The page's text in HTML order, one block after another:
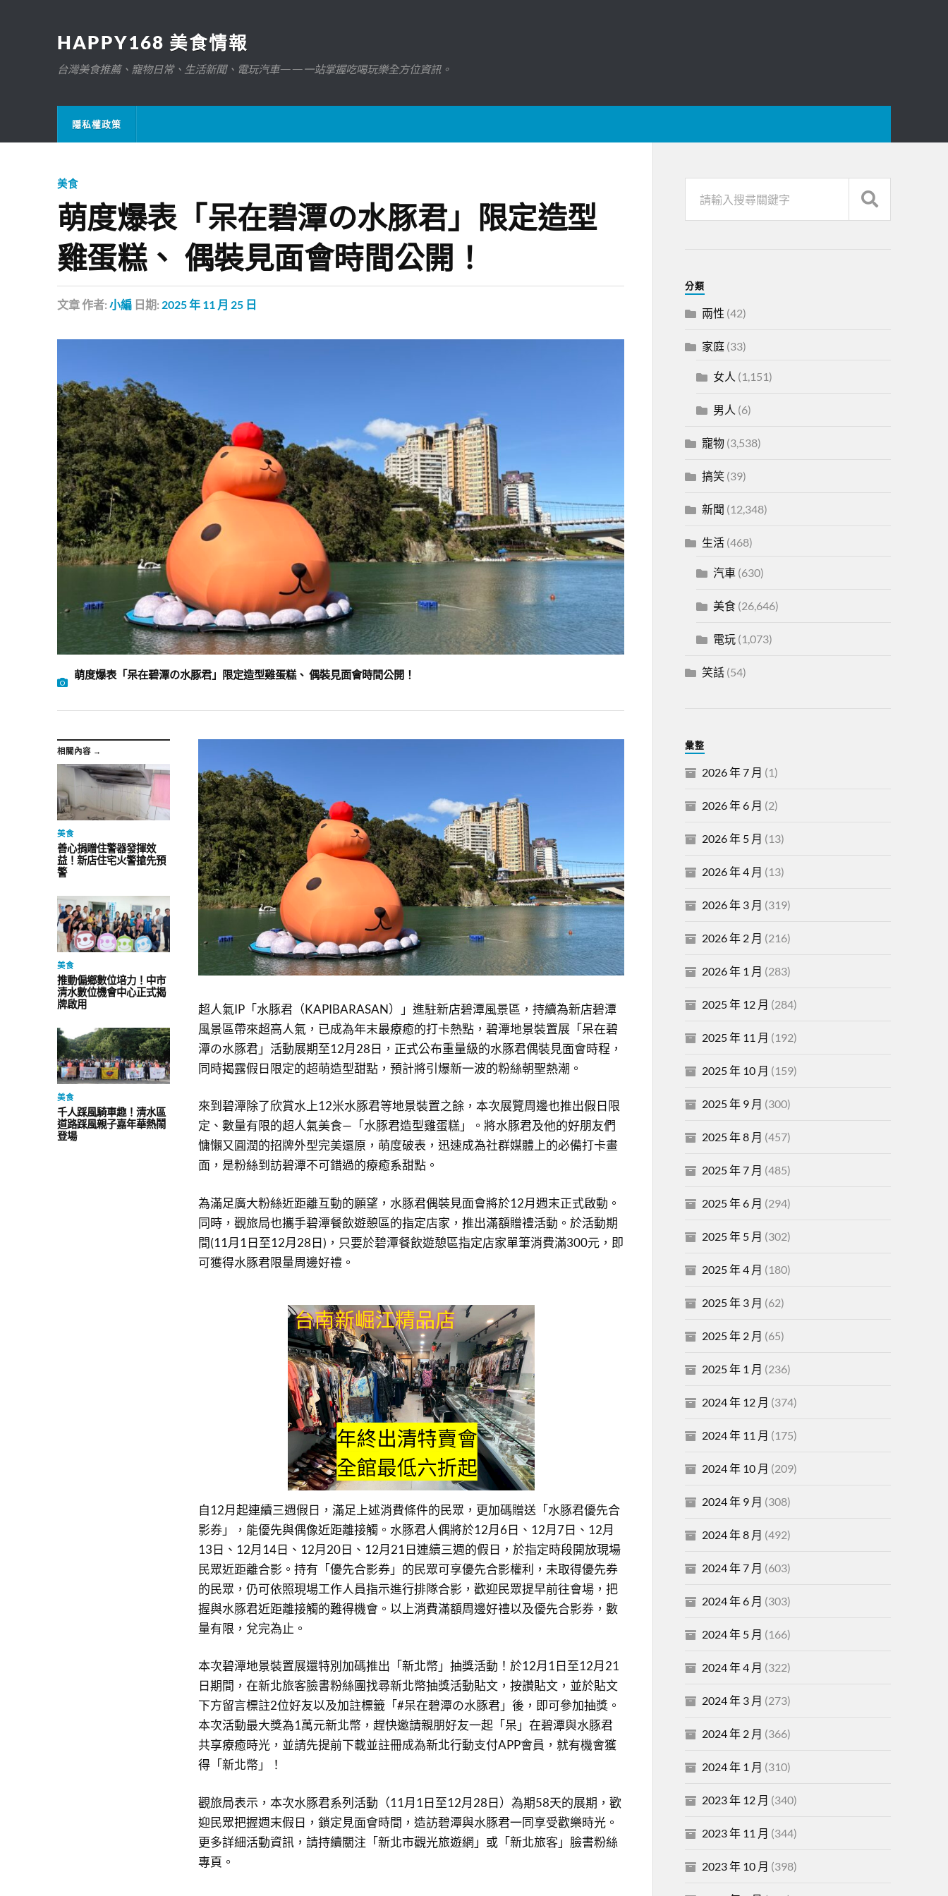
HAPPY168 美食情報
台灣美食推薦、寵物日常、生活新聞、電玩汽車——一站掌握吃喝玩樂全方位資訊。
隱私權政策
美食
萌度爆表「呆在碧潭の水豚君」限定造型
雞蛋糕、 偶裝見面會時間公開！
文章作者: 小編 日期: 2025 年 11 月 25 日
萌度爆表「呆在碧潭の水豚君」限定造型雞蛋糕、 偶裝見面會時間公開！
相關內容 →
美食
善心捐贈住警器發揮效
益！新店住宅火警搶先預
警
美食
推動偏鄉數位培力！中市
清水數位機會中心正式揭
牌啟用
美食
千人踩風騎車趣！清水區
道路踩風親子嘉年華熱鬧
登場
超人氣IP「水豚君（KAPIBARASAN）」進駐新店碧潭風景區，持續為新店碧潭
風景區帶來超高人氣，已成為年末最療癒的打卡熱點，碧潭地景裝置展「呆在碧
潭の水豚君」活動展期至12月28日，正式公布重量級的水豚君偶裝見面會時程，
同時揭露假日限定的超萌造型甜點，預計將引爆新一波的粉絲朝聖熱潮。
來到碧潭除了欣賞水上12米水豚君等地景裝置之餘，本次展覽周邊也推出假日限
定、數量有限的超人氣美食—「水豚君造型雞蛋糕」。將水豚君及他的好朋友們
慵懶又圓潤的招牌外型完美還原，萌度破表，迅速成為社群媒體上的必備打卡畫
面，是粉絲到訪碧潭不可錯過的療癒系甜點。
為滿足廣大粉絲近距離互動的願望，水豚君偶裝見面會將於12月週末正式啟動。
同時，觀旅局也攜手碧潭餐飲遊憩區的指定店家，推出滿額贈禮活動。於活動期
間(11月1日至12月28日)，只要於碧潭餐飲遊憩區指定店家單筆消費滿300元，即
可獲得水豚君限量周邊好禮。
自12月起連續三週假日，滿足上述消費條件的民眾，更加碼贈送「水豚君優先合
影券」，能優先與偶像近距離接觸。水豚君人偶將於12月6日、12月7日、12月
13日、12月14日、12月20日、12月21日連續三週的假日，於指定時段開放現場
民眾近距離合影。持有「優先合影券」的民眾可享優先合影權利，未取得優先券
的民眾，仍可依照現場工作人員指示進行排隊合影，歡迎民眾提早前往會場，把
握與水豚君近距離接觸的難得機會。以上消費滿額周邊好禮以及優先合影券，數
量有限，兌完為止。
本次碧潭地景裝置展還特別加碼推出「新北幣」抽獎活動！於12月1日至12月21
日期間，在新北旅客臉書粉絲團找尋新北幣抽獎活動貼文，按讚貼文，並於貼文
下方留言標註2位好友以及加註標籤「#呆在碧潭の水豚君」後，即可參加抽獎。
本次活動最大獎為1萬元新北幣，趕快邀請親朋好友一起「呆」在碧潭與水豚君
共享療癒時光，並請先提前下載並註冊成為新北行動支付APP會員，就有機會獲
得「新北幣」！
觀旅局表示，本次水豚君系列活動（11月1日至12月28日）為期58天的展期，歡
迎民眾把握週末假日，鎖定見面會時間，造訪碧潭與水豚君一同享受歡樂時光。
更多詳細活動資訊，請持續關注「新北市觀光旅遊網」或「新北旅客」臉書粉絲
專頁。
分類
兩性 (42)
家庭(33)
女人 (1,151)
男人 (6)
寵物(3,538)
搞笑(39)
新聞 (12,348)
生活(468)
汽車(630)
美食(26,646)
電玩(1,073)
笑話(54)
彙整
2026 年 7 月 (1)
2026 年 6 月 (2)
2026 年 5 月 (13)
2026 年 4 月 (13)
2026 年 3 月 (319)
2026 年 2 月 (216)
2026 年 1 月 (283)
2025 年 12 月 (284)
2025 年 11 月 (192)
2025 年 10 月 (159)
2025 年 9 月 (300)
2025 年 8 月 (457)
2025 年 7 月 (485)
2025 年 6 月 (294)
2025 年 5 月 (302)
2025 年 4 月 (180)
2025 年 3 月 (62)
2025 年 2 月 (65)
2025 年 1 月 (236)
2024 年 12 月 (374)
2024 年 11 月 (175)
2024 年 10 月 (209)
2024 年 9 月 (308)
2024 年 8 月 (492)
2024 年 7 月 (603)
2024 年 6 月 (303)
2024 年 5 月 (166)
2024 年 4 月 (322)
2024 年 3 月 (273)
2024 年 2 月 (366)
2024 年 1 月 (310)
2023 年 12 月 (340)
2023 年 11 月 (344)
2023 年 10 月 (398)